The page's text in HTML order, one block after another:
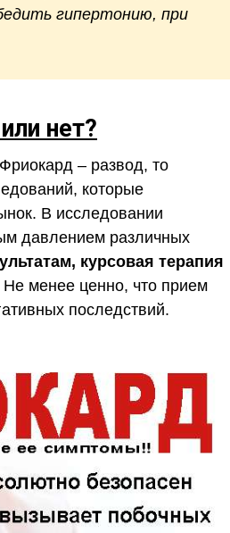
гипертонию, при
нет?
– развод, то
которые
В исследовании
давлением различных
курсовая терапия
Не менее ценно, что прием
последствий.